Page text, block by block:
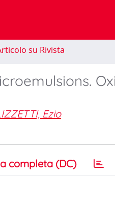
su Rivista
Ezio
completa (DC)